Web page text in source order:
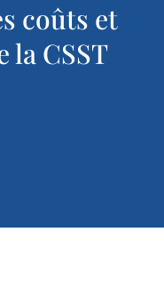
coûts et
la CSST